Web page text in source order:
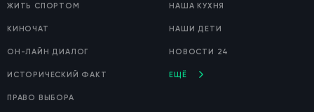
ЖИТЬ СПОРТОМ
КИНОЧАТ
ОН-ЛАЙН ДИАЛОГ
ИСТОРИЧЕСКИЙ ФАКТ
ПРАВО ВЫБОРА
НАША КУХНЯ
НАШИ ДЕТИ
НОВОСТИ 24
ЕЩЁ